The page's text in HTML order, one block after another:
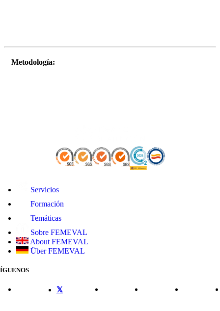
Metodología:
Servicios
Formación
Temáticas
Sobre FEMEVAL
About FEMEVAL
Über FEMEVAL